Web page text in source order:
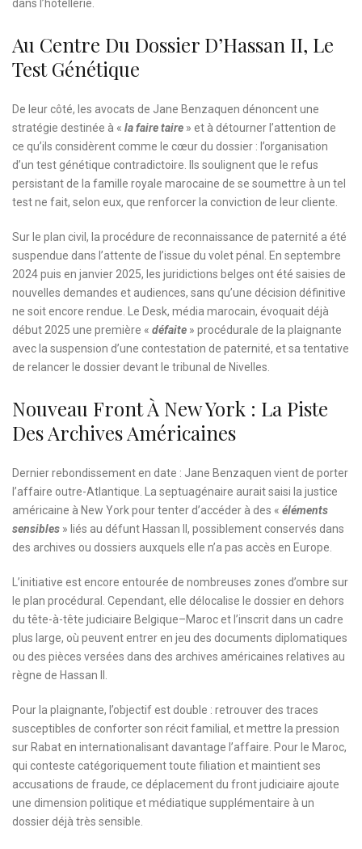
dans l’hôtellerie.
Au Centre Du Dossier D’Hassan II, Le
Test Génétique
De leur côté, les avocats de Jane Benzaquen dénoncent une
stratégie destinée à « la faire taire » et à détourner l’attention de
ce qu’ils considèrent comme le cœur du dossier : l’organisation
d’un test génétique contradictoire. Ils soulignent que le refus
persistant de la famille royale marocaine de se soumettre à un tel
test ne fait, selon eux, que renforcer la conviction de leur cliente.
Sur le plan civil, la procédure de reconnaissance de paternité a été
suspendue dans l’attente de l’issue du volet pénal. En septembre
2024 puis en janvier 2025, les juridictions belges ont été saisies de
nouvelles demandes et audiences, sans qu’une décision définitive
ne soit encore rendue. Le Desk, média marocain, évoquait déjà
début 2025 une première « défaite » procédurale de la plaignante
avec la suspension d’une contestation de paternité, et sa tentative
de relancer le dossier devant le tribunal de Nivelles.
Nouveau Front À New York : La Piste
Des Archives Américaines
Dernier rebondissement en date : Jane Benzaquen vient de porter
l’affaire outre-Atlantique. La septuagénaire aurait saisi la justice
américaine à New York pour tenter d’accéder à des « éléments
sensibles » liés au défunt Hassan II, possiblement conservés dans
des archives ou dossiers auxquels elle n’a pas accès en Europe.
L’initiative est encore entourée de nombreuses zones d’ombre sur
le plan procédural. Cependant, elle délocalise le dossier en dehors
du tête-à-tête judiciaire Belgique–Maroc et l’inscrit dans un cadre
plus large, où peuvent entrer en jeu des documents diplomatiques
ou des pièces versées dans des archives américaines relatives au
règne de Hassan II.
Pour la plaignante, l’objectif est double : retrouver des traces
susceptibles de conforter son récit familial, et mettre la pression
sur Rabat en internationalisant davantage l’affaire. Pour le Maroc,
qui conteste catégoriquement toute filiation et maintient ses
accusations de fraude, ce déplacement du front judiciaire ajoute
une dimension politique et médiatique supplémentaire à un
dossier déjà très sensible.